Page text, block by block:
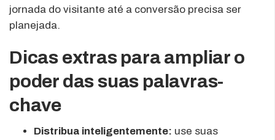
jornada do visitante até a conversão precisa ser
planejada.
Dicas extras para ampliar o
poder das suas palavras-
chave
Distribua inteligentemente: use suas